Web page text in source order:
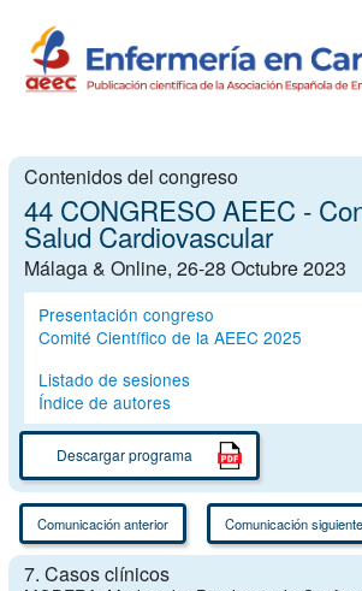
Contenidos del congreso
44 CONGRESO AEEC -
Salud Cardiovascular
Málaga & Online, 26-28 Octubre 2023
Presentación congreso
Comité Científico de la AEEC 2025
Listado de sesiones
Índice de autores
Descargar programa
Comunicación anterior Comunicación siguiente
7. Casos clínicos